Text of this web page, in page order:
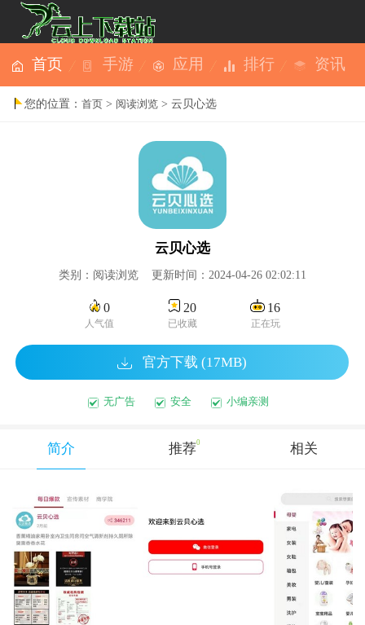
首页 手游 应用 排行 资讯
您的位置：首页 > 阅读浏览 > 云贝心选
云贝心选
类别：阅读浏览 更新时间：2024-04-26 02:02:11
0
人气值
20
已收藏
16
正在玩
官方下载 (17MB)
无广告 安全 小编亲测
简介 推荐0 相关